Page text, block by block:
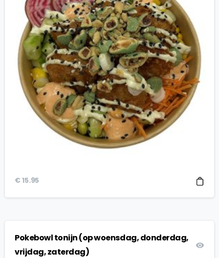
€ 15.95
Pokebowl tonijn (op woensdag, donderdag,
vrijdag, zaterdag)